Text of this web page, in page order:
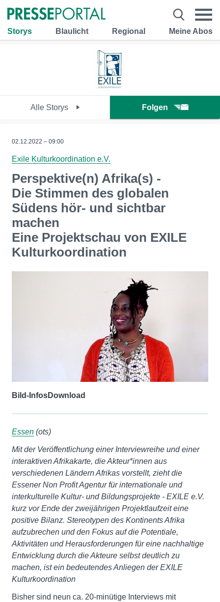
Storys Blaulicht Regional Meine Abos
Alle Storys Folgen
02.12.2022 – 09:00
Exile Kulturkoordination e.V.
Perspektive(n) Afrika(s) -
Die Stimmen des globalen
Südens hör- und sichtbar
machen
Eine Projektschau von EXILE
Kulturkoordination
Bild-InfosDownload
Essen (ots)
Mit der Veröffentlichung einer Interviewreihe und einer
interaktiven Afrikakarte, die Akteur*innen aus
verschiedenen Ländern Afrikas vorstellt, zieht die
Essener Non Profit Agentur für internationale und
interkulturelle Kultur- und Bildungsprojekte - EXILE e.V.
kurz vor Ende der zweijährigen Projektlaufzeit eine
positive Bilanz. Stereotypen des Kontinents Afrika
aufzubrechen und den Fokus auf die Potentiale,
Aktivitäten und Herausforderungen für eine nachhaltige
Entwicklung durch die Akteure selbst deutlich zu
machen, ist ein bedeutendes Anliegen der EXILE
Kulturkoordination
Bisher sind neun ca. 20-minütige Interviews mit